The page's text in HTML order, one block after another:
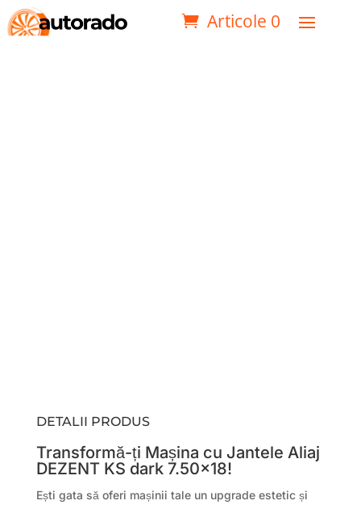
Articole 0
DETALII PRODUS
Transformă-ți Mașina cu Jantele Aliaj
DEZENT KS dark 7.50×18!
Ești gata să oferi mașinii tale un upgrade estetic și